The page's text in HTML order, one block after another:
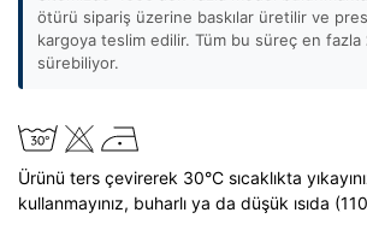
ötürü sipariş üzerine baskılar üretilir ve
kargoya teslim edilir. Tüm bu süreç en fazla
sürebiliyor.
Ürünü ters çevirerek 30°C sıcaklıkta
kullanmayınız, buharlı ya da düşük ısıda